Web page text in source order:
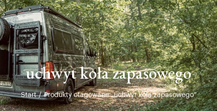
uchwyt koła zapasowego
Start / Produkty otagowane „uchwyt koła zapasowego”